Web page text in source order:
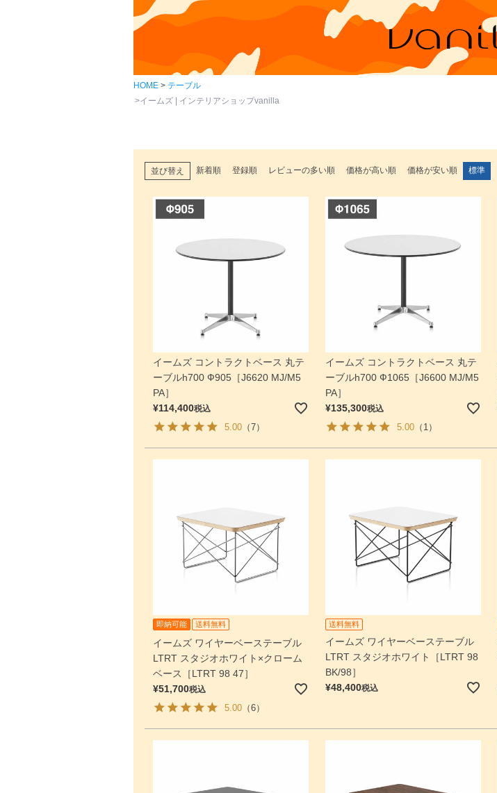
HOME
テーブル
イームズ | インテリアショップvanilla
並び替え 新着順 登録順 レビューの多い順 価格が高い順 価格が安い順 標準
イームズ コントラクトベース 丸テ
ーブルh700 Ф905［J6620 MJ/M5
PA］
¥114,400税込
5.00（7）
イームズ コントラクトベース 丸テ
ーブルh700 Ф1065［J6600 MJ/M5
PA］
¥135,300税込
5.00（1）
即納可能 送料無料
イームズ ワイヤーベーステーブル
LTRT スタジオホワイト×クローム
ベース［LTRT 98 47］
¥51,700税込
5.00（6）
送料無料
イームズ ワイヤーベーステーブル
LTRT スタジオホワイト［LTRT 98
BK/98］
¥48,400税込
検索